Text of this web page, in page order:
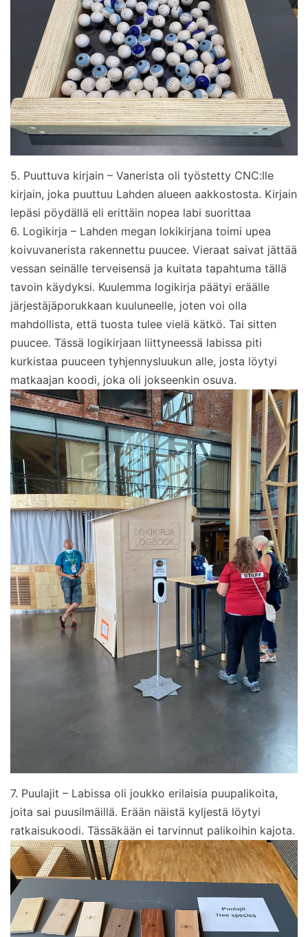
5. Puuttuva kirjain – Vanerista oli työstetty CNC:lle
kirjain, joka puuttuu Lahden alueen aakkostosta. Kirjain
lepäsi pöydällä eli erittäin nopea labi suorittaa
6. Logikirja – Lahden megan lokikirjana toimi upea
koivuvanerista rakennettu puucee. Vieraat saivat jättää
vessan seinälle terveisensä ja kuitata tapahtuma tällä
tavoin käydyksi. Kuulemma logikirja päätyi eräälle
järjestäjäporukkaan kuuluneelle, joten voi olla
mahdollista, että tuosta tulee vielä kätkö. Tai sitten
puucee. Tässä logikirjaan liittyneessä labissa piti
kurkistaa puuceen tyhjennysluukun alle, josta löytyi
matkaajan koodi, joka oli jokseenkin osuva.
7. Puulajit – Labissa oli joukko erilaisia puupalikoita,
joita sai puusilmäillä. Erään näistä kyljestä löytyi
ratkaisukoodi. Tässäkään ei tarvinnut palikoihin kajota.